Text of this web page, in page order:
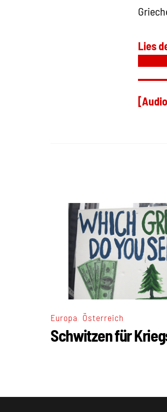
Lies
Europa Österreich
Schwitzen für